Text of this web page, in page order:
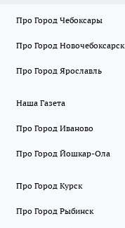
Про Город Чебоксары
Про Город Новочебоксарск
Про Город Ярославль
Наша Газета
Про Город Иваново
Про Город Йошкар-Ола
Про Город Курск
Про Город Рыбинск